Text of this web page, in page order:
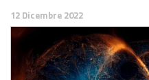
12 Dicembre 2022